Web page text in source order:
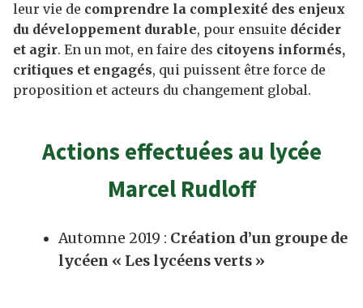
leur vie de comprendre la complexité des enjeux
du développement durable, pour ensuite décider
et agir. En un mot, en faire des citoyens informés,
critiques et engagés, qui puissent être force de
proposition et acteurs du changement global.
Actions effectuées au lycée
Marcel Rudloff
Automne 2019 : Création d’un groupe de
lycéen « Les lycéens verts »